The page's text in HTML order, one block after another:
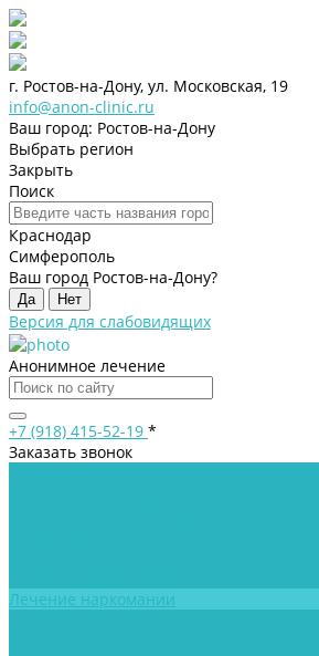
г. Ростов-на-Дону, ул. Московская, 19
info@anon-clinic.ru
Ваш город: Ростов-на-Дону
Выбрать регион
Закрыть
Поиск
Краснодар
Симферополь
Ваш город Ростов-на-Дону?
Да Нет
Версия для слабовидящих
Анонимное лечение
+7 (918) 415-52-19 *
Заказать звонок
Лечение наркомании